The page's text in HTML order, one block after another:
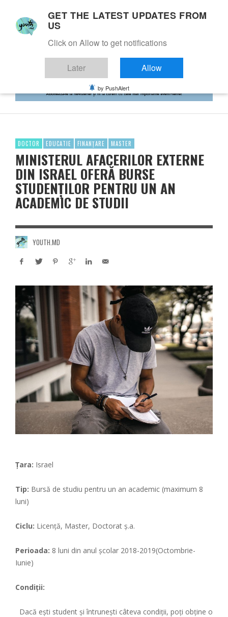
DOCTOR EDUCATIE FINANȚARE MASTER
MINISTERUL AFACERILOR EXTERNE
DIN ISRAEL OFERĂ BURSE
STUDENȚILOR PENTRU UN AN
ACADEMIC DE STUDII
YOUTH.MD
Țara: Israel
Tip: Bursă de studiu pentru un an academic (maximum 8
luni)
Ciclu: Licență, Master, Doctorat ș.a.
Perioada: 8 luni din anul școlar 2018-2019(Octombrie-
Iunie)
Condiții:
Dacă ești student și întrunești câteva condiții, poți obține o
GET THE LATEST UPDATES FROM
US
Click on Allow to get notifications
Later Allow
by PushAlert